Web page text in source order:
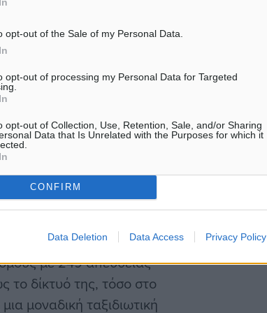
opt-out of the Sale of my Personal Data.
opt-out of processing my Personal Data for Targeted
opt-out of Collection, Use, Retention, Sale, and/or Sharing
Data that Is Unrelated with the Purposes for which it
CONFIRM
Data Deletion Data Access Privacy Policy
Κόλπου, την Ινδία και
της AEGEAN
άνεσης και
τις αξίες και την
της, ενώ επενδύει
νεότερων και μαζί
αερομεταφορών στην
3.700 εργαζόμενους
με 249 απευθείας
το δίκτυό της, τόσο στο
μοναδική ταξιδιωτική